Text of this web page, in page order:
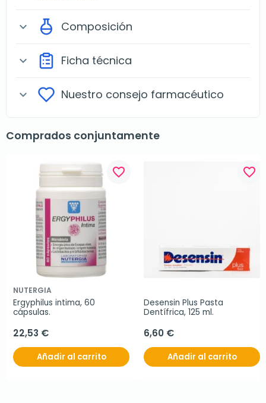
expand_more Composición
expand_more Ficha técnica
expand_more Nuestro consejo farmacéutico
Comprados conjuntamente
favorite_border
NUTERGIA
Ergyphilus intima, 60
cápsulas.
22,53 €
Añadir al carrito
favorite_border
Desensin Plus Pasta
Dentífrica, 125 ml.
6,60 €
Añadir al carrito